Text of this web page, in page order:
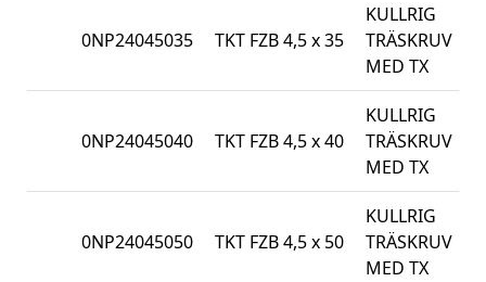
0NP24045035 TKT FZB 4,5 x 35
KULLRIG
TRÄSKRUV
MED TX
0NP24045040 TKT FZB 4,5 x 40
KULLRIG
TRÄSKRUV
MED TX
0NP24045050 TKT FZB 4,5 x 50
KULLRIG
TRÄSKRUV
MED TX